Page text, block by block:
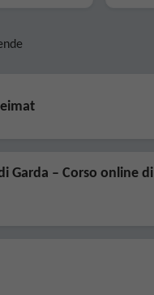
Garda – Corso online di